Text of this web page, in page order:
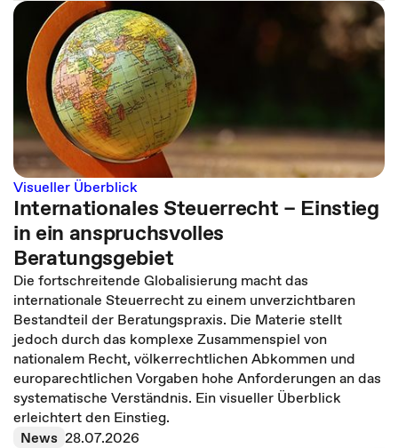
Visueller Überblick
Internationales Steuerrecht – Einstieg
in ein anspruchsvolles
Beratungsgebiet
Die fortschreitende Globalisierung macht das
internationale Steuerrecht zu einem unverzichtbaren
Bestandteil der Beratungspraxis. Die Materie stellt
jedoch durch das komplexe Zusammenspiel von
nationalem Recht, völkerrechtlichen Abkommen und
europarechtlichen Vorgaben hohe Anforderungen an das
systematische Verständnis. Ein visueller Überblick
erleichtert den Einstieg.
News 28.07.2026